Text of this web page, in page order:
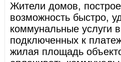
Жители домов,
возможность быстро,
коммунальные услуги
подключенных к
жилая площадь